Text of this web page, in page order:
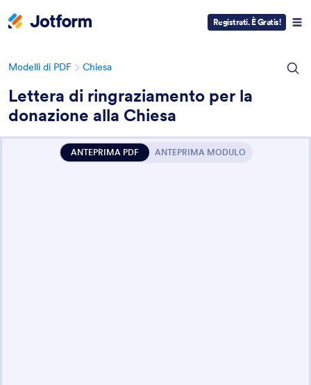
Registrati. È Gratis!
Modelli di PDF Chiesa
Lettera di ringraziamento per la
donazione alla Chiesa
ANTEPRIMA PDF ANTEPRIMA MODULO